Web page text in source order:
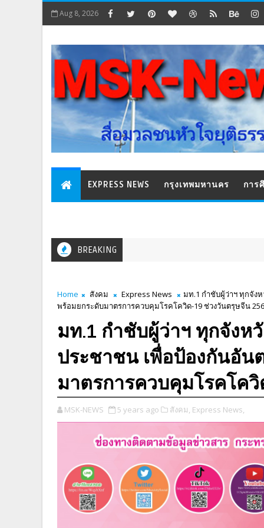
Aug 8, 2026
EXPRESS NEWS กรุงเทพมหานคร การ
BREAKING
Home สังคม Express News
มท.1 กำชับผู้ว่าฯ ทุกจัง
พร้อมยกระดับมาตรการควบคุมโรคโควิด-19 ช่วงวันตรุษจีน
มท.1 กำชับผู้ว่าฯ ทุกจังห
ประชาชน เพื่อป้องกันอัน
มาตรการควบคุมโรคโค
MSK-NEWS 5 years ago สังคม, Express News,